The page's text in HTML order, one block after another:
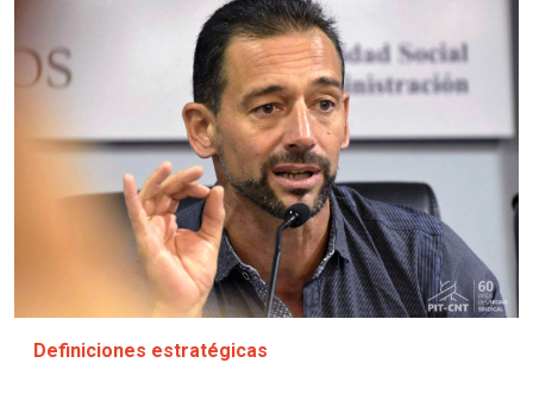
Definiciones estratégicas